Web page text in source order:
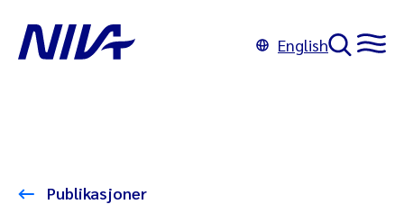
English
Publikasjoner